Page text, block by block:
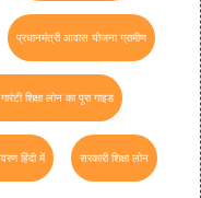
प्रधानमंत्री आवास योजना ग्रामीण
शिक्षा लोन का पूरा गाइड
हिंदी में सरकारी शिक्षा लोन